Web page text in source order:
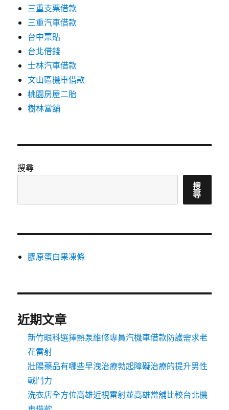
三重支票借款
三重汽車借款
台中票貼
台北借錢
士林汽車借款
文山區機車借款
桃園房屋二胎
樹林當舖
搜尋
搜
尋
膠原蛋白果凍條
近期文章
新竹眼科選擇熱泵維修專員汽機車借款防護需求老
花雷射
壯陽藥品有哪些早洩治療勃起障礙治療的提升男性
戰鬥力
洗衣店全方位高雄近視雷射並高雄當舖比較台北機